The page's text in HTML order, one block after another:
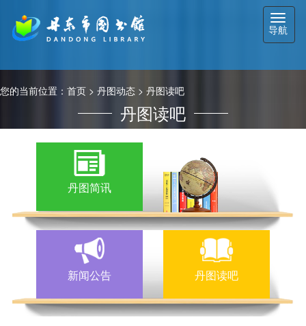
切
换
导
导航
您的当前位置： 首页 > 丹图动态 > 丹图读吧
丹图读吧
丹图简讯
新闻公告 丹图读吧